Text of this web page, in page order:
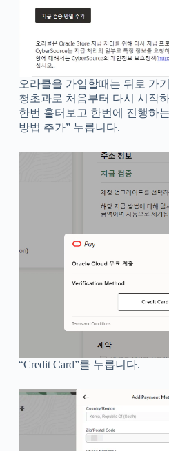
오라클을 가입할때는 뒤로 가
청초과로 처음부터 다시 시작
한번 훌터보고 한번에 진행하
방법 추가” 누릅니다.
“Credit Card”를 누릅니다.